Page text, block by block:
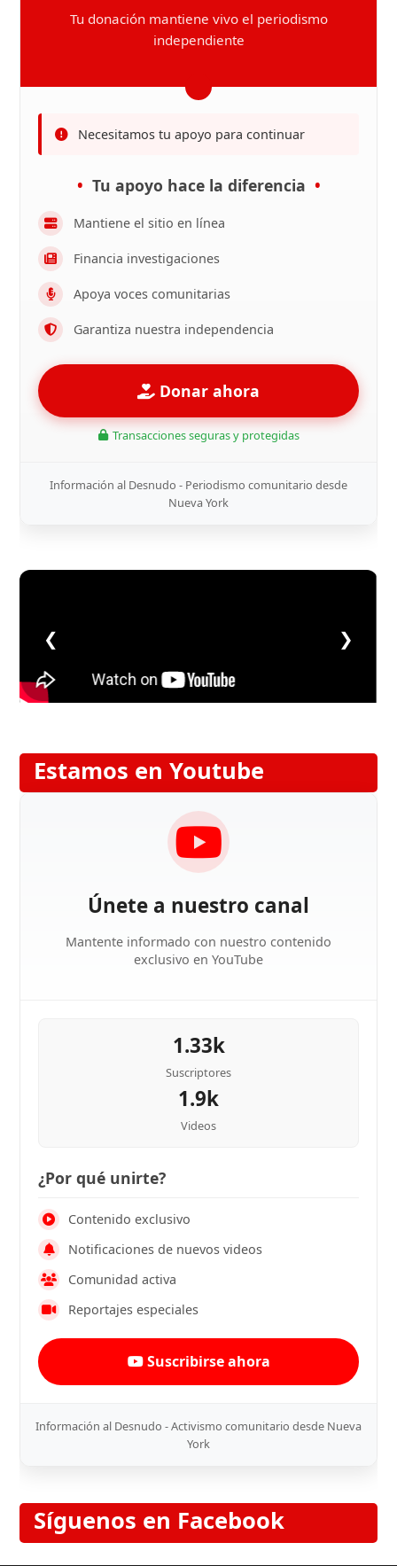
Tu donación mantiene vivo el periodismo
independiente
Necesitamos tu apoyo para continuar
Tu apoyo hace la diferencia
Mantiene el sitio en línea
Financia investigaciones
Apoya voces comunitarias
Garantiza nuestra independencia
Donar ahora
Transacciones seguras y protegidas
Información al Desnudo - Periodismo comunitario desde
Nueva York
❮ ❯
Estamos en Youtube
Únete a nuestro canal
Mantente informado con nuestro contenido
exclusivo en YouTube
1.33k
Suscriptores
1.9k
Videos
¿Por qué unirte?
Contenido exclusivo
Notificaciones de nuevos videos
Comunidad activa
Reportajes especiales
Suscribirse ahora
Información al Desnudo - Activismo comunitario desde Nueva
York
Síguenos en Facebook